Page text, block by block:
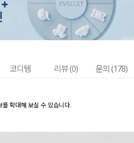
코디템 리뷰 (0) 문의 (178)
를 확대해 보실 수 있습니다.